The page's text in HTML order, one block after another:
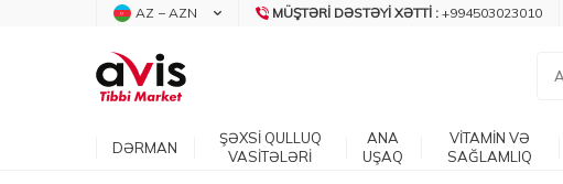
AZ − AZN MÜŞTƏRI DƏSTƏYI XƏTTI : +994503023010
DƏRMAN
ŞƏXSİ QULLUQ
VASİTƏLƏRİ
ANA
UŞAQ
VİTAMİN VƏ
SAĞLAMLIQ